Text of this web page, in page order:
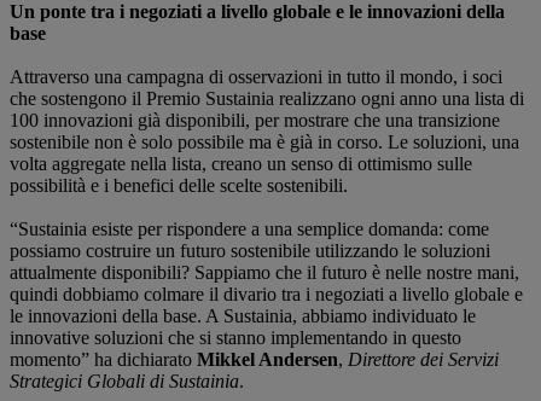
Un ponte tra i negoziati a livello globale e le innovazioni della
base
Attraverso una campagna di osservazioni in tutto il mondo, i soci
che sostengono il Premio Sustainia realizzano ogni anno una lista di
100 innovazioni già disponibili, per mostrare che una transizione
sostenibile non è solo possibile ma è già in corso. Le soluzioni, una
volta aggregate nella lista, creano un senso di ottimismo sulle
possibilità e i benefici delle scelte sostenibili.
“Sustainia esiste per rispondere a una semplice domanda: come
possiamo costruire un futuro sostenibile utilizzando le soluzioni
attualmente disponibili? Sappiamo che il futuro è nelle nostre mani,
quindi dobbiamo colmare il divario tra i negoziati a livello globale e
le innovazioni della base. A Sustainia, abbiamo individuato le
innovative soluzioni che si stanno implementando in questo
momento” ha dichiarato Mikkel Andersen, Direttore dei Servizi
Strategici Globali di Sustainia.